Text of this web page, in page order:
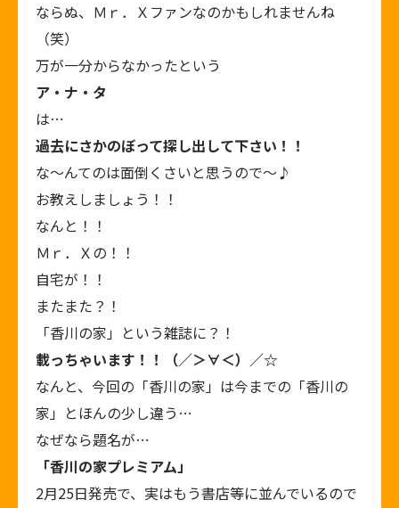
ならぬ、Ｍｒ．Ｘファンなのかもしれませんね
（笑）
万が一分からなかったという
ア・ナ・タ
は…
過去にさかのぼって探し出して下さい！！
な～んてのは面倒くさいと思うので～♪
お教えしましょう！！
なんと！！
Ｍｒ．Ｘの！！
自宅が！！
またまた？！
「香川の家」という雑誌に？！
載っちゃいます！！（／＞∀＜）／☆
なんと、今回の「香川の家」は今までの「香川の
家」とほんの少し違う…
なぜなら題名が…
「香川の家プレミアム」
2月25日発売で、実はもう書店等に並んでいるので